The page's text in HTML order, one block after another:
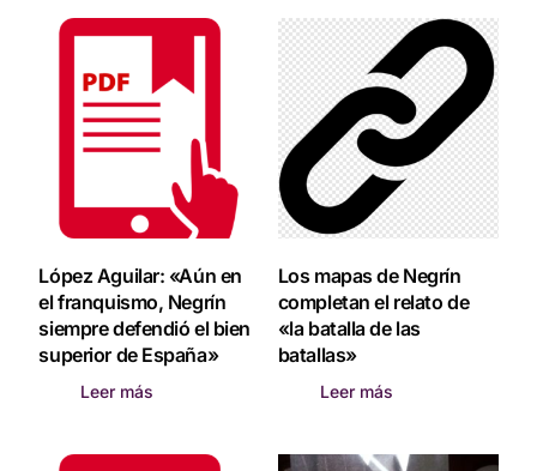
López Aguilar: «Aún en
el franquismo, Negrín
siempre defendió el bien
superior de España»
Leer más
Los mapas de Negrín
completan el relato de
«la batalla de las
batallas»
Leer más